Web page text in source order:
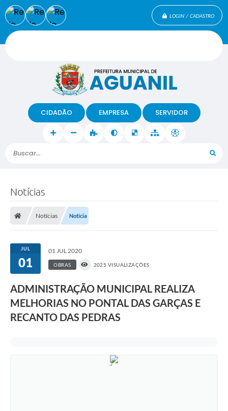
LOGIN / CADASTRO
Buscar...
CIDADÃO EMPRESA SERVIDOR
Notícias
Notícias Notícia
JUL
01
01 JUL 2020
OBRAS 2025 VISUALIZAÇÕES
ADMINISTRAÇÃO MUNICIPAL REALIZA
MELHORIAS NO PONTAL DAS GARÇAS E
RECANTO DAS PEDRAS